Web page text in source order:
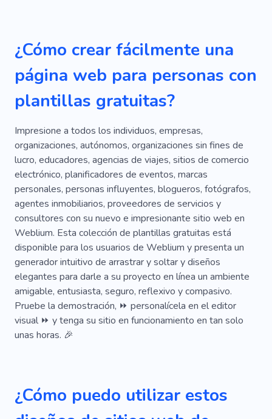
Refugiado
Organización Internacional
Protección
Apoyo
Abuso
Discriminación
Violencia Domestica
Gobierno
Religión Personal
Conceder
Social
Demostración
Orador Público
Político
Grupo De Interés
Foto
Edificio
Estudio Destello
Feliz
Equipo
Capacitación
Sesión De Taller
Ciencia
Donación
Ayuda
Centros De Crisis
Desastre Natural
Educación
Hogar Perdido
Centros De Voluntariado
Salvar Vidas
Humanidad
Impacto Jesús
Parroquia
¿Cómo crear fácilmente una
página web para personas con
plantillas gratuitas?
Impresione a todos los individuos, empresas,
organizaciones, autónomos, organizaciones sin fines de
lucro, educadores, agencias de viajes, sitios de comercio
electrónico, planificadores de eventos, marcas
personales, personas influyentes, blogueros, fotógrafos,
agentes inmobiliarios, proveedores de servicios y
consultores con su nuevo e impresionante sitio web en
Weblium. Esta colección de plantillas gratuitas está
disponible para los usuarios de Weblium y presenta un
generador intuitivo de arrastrar y soltar y diseños
elegantes para darle a su proyecto en línea un ambiente
amigable, entusiasta, seguro, reflexivo y compasivo.
Pruebe la demostración, ⏩ personalícela en el editor
visual ⏩ y tenga su sitio en funcionamiento en tan solo
unas horas. 🎉
¿Cómo puedo utilizar estos